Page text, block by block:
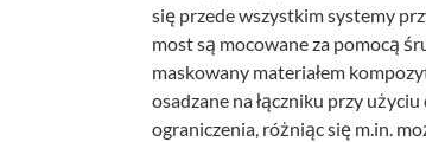
się przede wszystkim systemy
most są mocowane za pomocą
maskowany materiałem
osadzane na łączniku przy
ograniczenia, różniąc się m.in.